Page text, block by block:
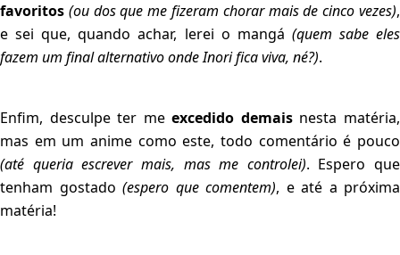
favoritos (ou dos que me fizeram chorar mais de cinco vezes),
e sei que, quando achar, lerei o mangá (quem sabe eles
fazem um final alternativo onde Inori fica viva, né?).
Enfim, desculpe ter meexcedido demaisnesta matéria,
mas em um anime como este, todo comentário é pouco
(até queria escrever mais, mas me controlei). Espero que
tenham gostado (espero que comentem), e até a próxima
matéria!